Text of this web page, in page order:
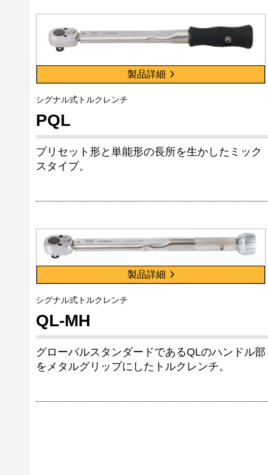
製品詳細
シグナル式トルクレンチ
PQL
プリセット形と単能形の長所を生かしたミック
スタイプ。
製品詳細
シグナル式トルクレンチ
QL-MH
グローバルスタンダードであるQLのハンドル部
をメタルグリップにしたトルクレンチ。